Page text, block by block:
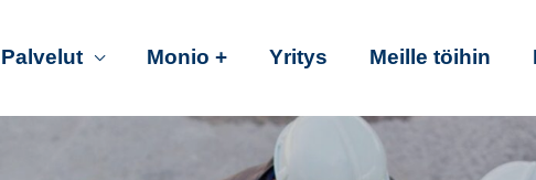
Palvelut Monio + Yritys Meille töihin